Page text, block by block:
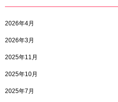
2026年4月
2026年3月
2025年11月
2025年10月
2025年7月